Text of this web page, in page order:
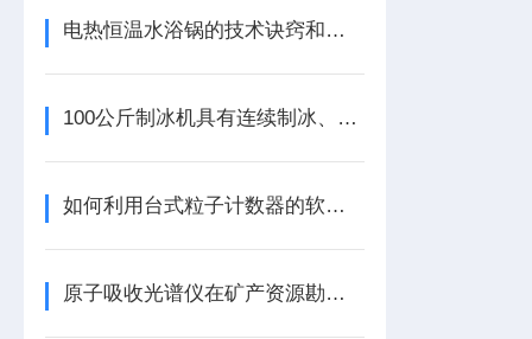
电热恒温水浴锅的技术诀窍和加工指南
100公斤制冰机具有连续制冰、制冰速度快等特点
如何利用台式粒子计数器的软件进行深度数据分析？
原子吸收光谱仪在矿产资源勘探中的重要性